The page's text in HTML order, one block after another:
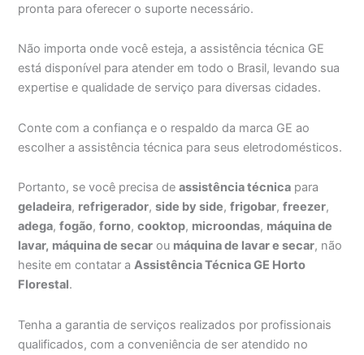
pronta para oferecer o suporte necessário.
Não importa onde você esteja, a assistência técnica GE
está disponível para atender em todo o Brasil, levando sua
expertise e qualidade de serviço para diversas cidades.
Conte com a confiança e o respaldo da marca GE ao
escolher a assistência técnica para seus eletrodomésticos.
Portanto, se você precisa deassistência técnica para
geladeira, refrigerador,side by side,frigobar,freezer,
adega,fogão,forno,cooktop, microondas, máquina de
lavar, máquina de secar ou máquina de lavar e secar, não
hesite em contatar aAssistência Técnica GE Horto
Florestal.
Tenha a garantia de serviços realizados por profissionais
qualificados, com a conveniência de ser atendido no